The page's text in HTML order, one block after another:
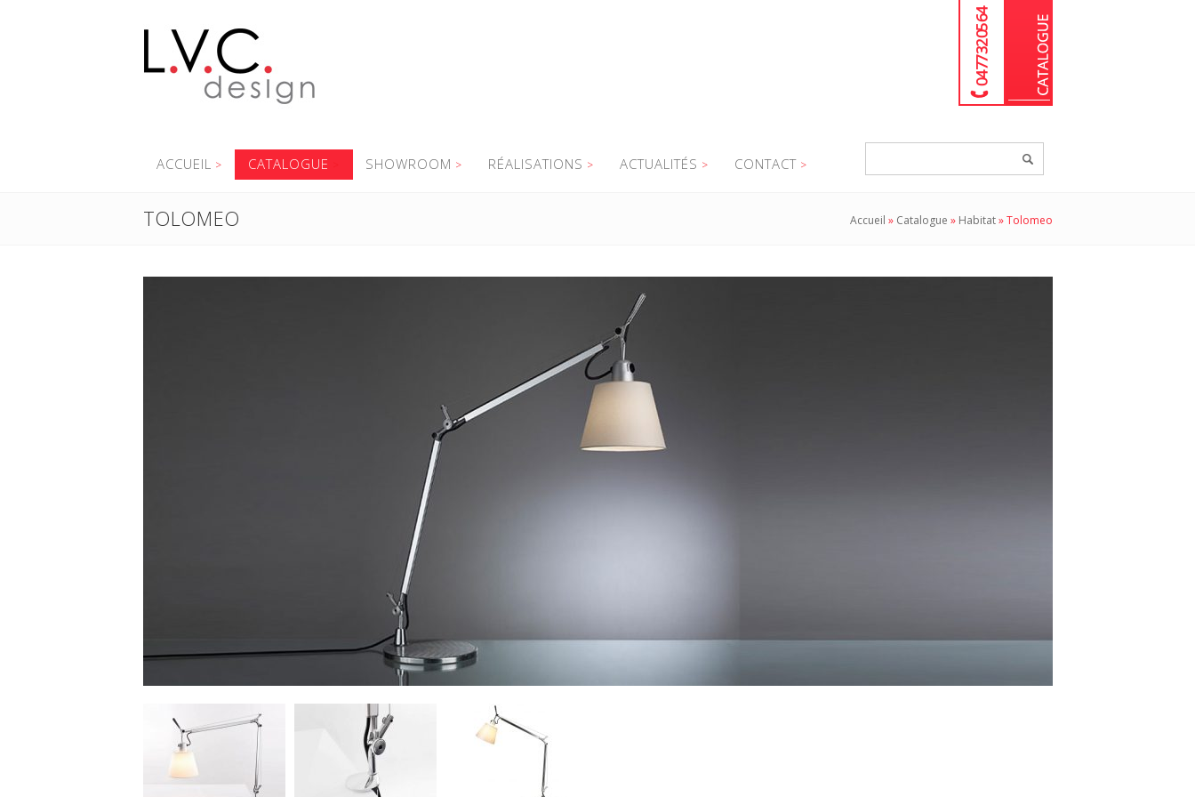
04 77 32 05 64
ACCUEIL CATALOGUE SHOWROOM RÉALISATIONS ACTUALITÉS CONTACT
TOLOMEO Accueil » Catalogue » Habitat»Tolomeo